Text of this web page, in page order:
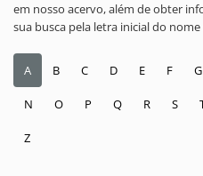
em nosso acervo, além de obter
sua busca pela letra inicial do
A B C D E F G
N O P Q R S
Z